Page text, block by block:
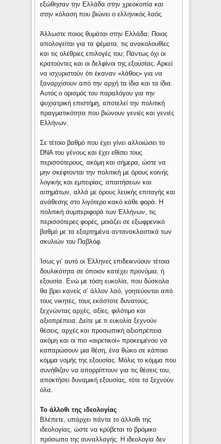
εξώθησαν την Ελλάδα στην χρεοκοπία και
στην κόλαση που βιώνει ο ελληνικός λαός.
Άλλωστε ποιος θυμάται στην Ελλάδα; Ποιος
απολογείται για τα ψέματα, τις ανακολουθίες
και τις ολέθριες επιλογές του; Πάντως όχι οι
κρατούντες και οι δελφίνοι της εξουσίας. Αρκεί
να ισχυριστούν ότι έκαναν «λάθος» για να
ξαναρχίσουν από την αρχή τα ίδια και τα ίδια.
Αυτός ο ορισμός του παραλόγου για την
ψυχιατρική επιστήμη, αποτελεί την πολιτική
πραγματικότητα που βιώνουν γενιές και γενιές
Ελλήνων.
Σε τέτοιο βαθμό που έχει γίνει αλλοιώσει το
DNA του γένους και έχει εθίσει τους
περισσότερους, ακόμη και σήμερα, ώστε να
μην σκέφτονται την πολιτική με όρους κοινής
λογικής και εμπειρίας, απαιτήσεων και
αιτημάτων, αλλά με όρους λευκής επιταγής και
ανάθεσης στο λιγότερο κακό κάθε φορά. Η
πολιτική συμπεριφορά των Ελλήνων, τις
περισσότερες φορές, μοιάζει σε εξωφρενικό
βαθμό με τα εξαρτημένα αντανακλαστικά των
σκυλιών του Παβλόφ.
Ίσως γι’ αυτό οι Έλληνες επιδεικνύουν τέτοια
δουλικότητα σε όποιον κατέχει προνόμια, ή
εξουσία. Ενώ με τόση ευκολία, που δύσκολα
θα βρει κανείς σ’ άλλον λαό, γοητεύονται από
τους νικητές, τους εκάστοτε δυνατούς,
ξεχνώντας αρχές, αξίες, φιλότιμο και
αξιοπρέπεια. Δείτε με τι ευκολία ξεχνούν
θέσεις, αρχές και προσωπική αξιοπρέπεια
ακόμη και οι πιο «αιρετικοί» προκειμένου να
καπαρώσουν μια θέση, ένα θώκο σε κάποιο
κόμμα νομής της εξουσίας. Μόλις το κόμμα που
συνήθιζαν να απορρίπτουν για τις θέσεις του,
αποκτήσει δυναμική εξουσίας, τότε τα ξεχνούν
όλα.
Το άλλοθι της ιδεολογίας
Βλέπετε, υπάρχει πάντα το άλλοθι της
ιδεολογίας, ώστε να κρύβεται το βρόμικο
πρόσωπο της συναλλαγής. Η ιδεολογία δεν